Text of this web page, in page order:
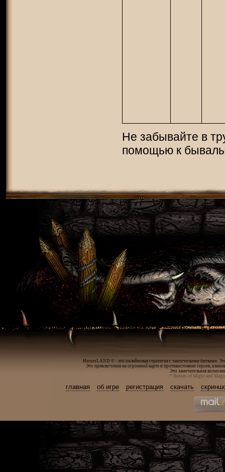
Не забывайте в
помощью к
HeroesLAND © - это онлайновая стратегия с тактическими
Это приключения на огромной карте и противостояние героев,
Это замечательная
* Heroes of Might and
главная об игре регистрация скачать